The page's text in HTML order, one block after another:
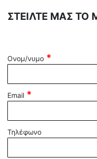
ΣΤΕΙΛΤΕ ΜΑΣ
Ονομ/νυμο
Email
Τηλέφωνο